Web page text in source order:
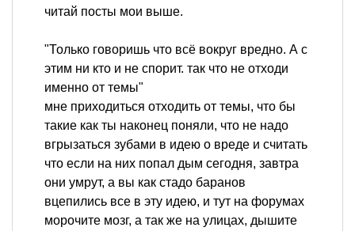
читай посты мои выше.
"Только говоришь что всё вокруг вредно. А с
этим ни кто и не спорит. так что не отходи
именно от темы"
мне приходиться отходить от темы, что бы
такие как ты наконец поняли, что не надо
вгрызаться зубами в идею о вреде и считать
что если на них попал дым сегодня, завтра
они умрут, а вы как стадо баранов
вцепились все в эту идею, и тут на форумах
морочите мозг, а так же на улицах, дышите